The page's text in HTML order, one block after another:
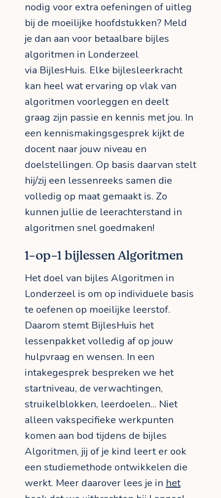
nodig voor extra oefeningen of uitleg
bij de moeilijke hoofdstukken? Meld
je dan aan voor betaalbare bijles
algoritmen in Londerzeel
via BijlesHuis. Elke bijlesleerkracht
kan heel wat ervaring op vlak van
algoritmen voorleggen en deelt
graag zijn passie en kennis met jou. In
een kennismakingsgesprek kijkt de
docent naar jouw niveau en
doelstellingen. Op basis daarvan stelt
hij/zij een lessenreeks samen die
volledig op maat gemaakt is. Zo
kunnen jullie de leerachterstand in
algoritmen snel goedmaken!
1-op-1 bijlessen Algoritmen
Het doel van bijles Algoritmen in
Londerzeel is om op individuele basis
te oefenen op moeilijke leerstof.
Daarom stemt BijlesHuis het
lessenpakket volledig af op jouw
hulpvraag en wensen. In een
intakegesprek bespreken we het
startniveau, de verwachtingen,
struikelblokken, leerdoelen... Niet
alleen vakspecifieke werkpunten
komen aan bod tijdens de bijles
Algoritmen, jij of je kind leert er ook
een studiemethode ontwikkelen die
werkt. Meer daarover lees je in het